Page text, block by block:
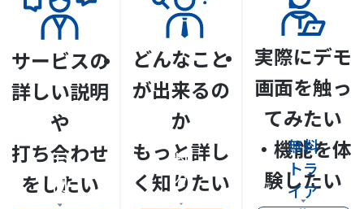
サービスの
詳しい説明
や
打ち合わせ
をしたい
お
問
どんなこと
が出来るの
か
もっと詳し
く知りたい
資
料
ダ
実際にデモ
画面を触っ
てみたい
・機能を体
験したい
無料
トラ
イア